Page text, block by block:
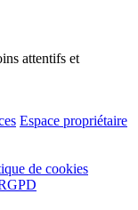
attentifs et
Espace propriétaire
de cookies